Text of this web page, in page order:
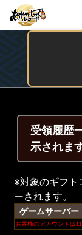
受領履歴
示されま
※対象のギフト
ーされます。
ゲームサーバー
お客様のアカウントは